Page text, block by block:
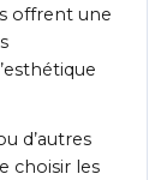
offrent une
d’autres
choisir les